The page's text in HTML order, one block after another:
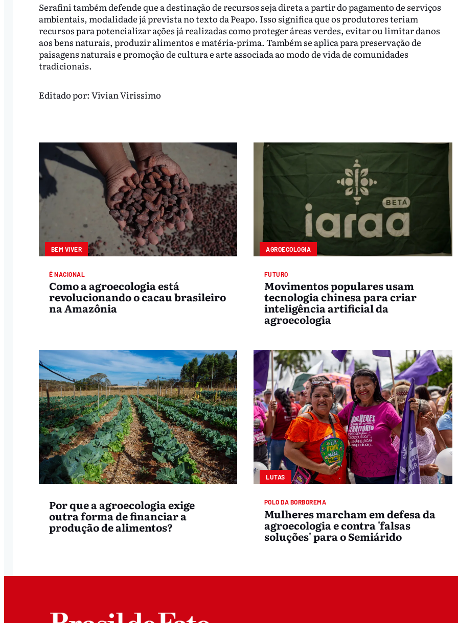
Serafini também defende que a destinação de recursos seja direta a partir do pagamento de serviços
ambientais, modalidade já prevista no texto da Peapo. Isso significa que os produtores teriam
recursos para potencializar ações já realizadas como proteger áreas verdes, evitar ou limitar danos
aos bens naturais, produzir alimentos e matéria-prima. Também se aplica para preservação de
paisagens naturais e promoção de cultura e arte associada ao modo de vida de comunidades
tradicionais.
Editado por: Vivian Virissimo
BEM VIVER
É NACIONAL
Como a agroecologia está
revolucionando o cacau brasileiro
na Amazônia
AGROECOLOGIA
FUTURO
Movimentos populares usam
tecnologia chinesa para criar
inteligência artificial da
agroecologia
Por que a agroecologia exige
outra forma de financiar a
produção de alimentos?
LUTAS
POLO DA BORBOREMA
Mulheres marcham em defesa da
agroecologia e contra 'falsas
soluções' para o Semiárido